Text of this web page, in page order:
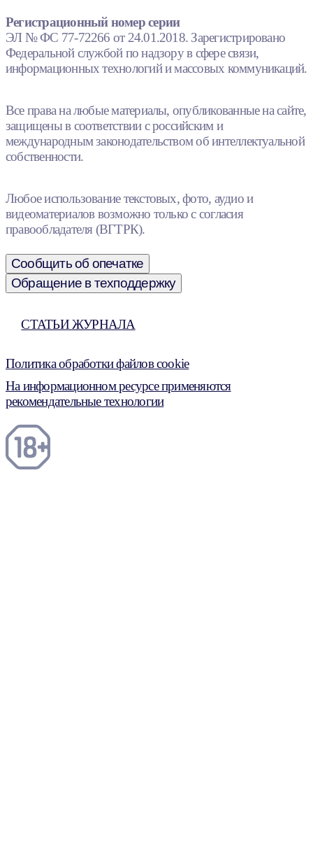
Регистрационный номер серии
ЭЛ № ФС 77-72266 от 24.01.2018. Зарегистрировано
Федеральной службой по надзору в сфере связи,
информационных технологий и массовых коммуникаций.
Все права на любые материалы, опубликованные на сайте,
защищены в соответствии с российским и
международным законодательством об интеллектуальной
собственности.
Любое использование текстовых, фото, аудио и
видеоматериалов возможно только с согласия
правообладателя (ВГТРК).
Сообщить об опечатке
Обращение в техподдержку
СТАТЬИ ЖУРНАЛА
Политика обработки файлов cookie
На информационном ресурсе применяются
рекомендательные технологии